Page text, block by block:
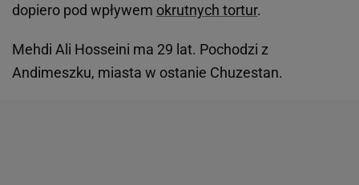
dopiero pod wpływem okrutnych tortur.
Mehdi Ali Hosseini ma 29 lat. Pochodzi z
Andimeszku, miasta w ostanie Chuzestan.